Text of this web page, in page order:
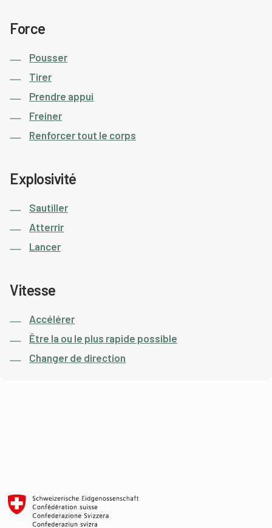
Force
Pousser
Tirer
Prendre appui
Freiner
Renforcer tout le corps
Explosivité
Sautiller
Atterrir
Lancer
Vitesse
Accélérer
Être la ou le plus rapide possible
Changer de direction